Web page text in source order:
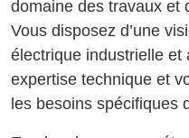
domaine des travaux et
Vous disposez d’une
électrique industrielle et
expertise technique et
les besoins spécifiques